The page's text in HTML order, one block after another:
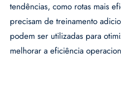
tendências, como rotas mais
precisam de treinamento
podem ser utilizadas para
melhorar a eficiência